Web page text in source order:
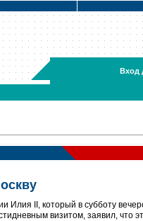
Вход
II, который в субботу
визитом, заявил, что